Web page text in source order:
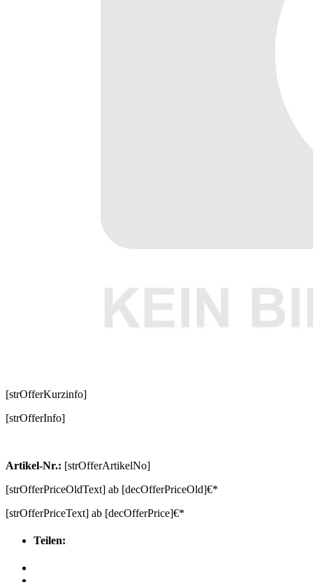
[strOfferKurzinfo]
[strOfferInfo]
Artikel-Nr.: [strOfferArtikelNo]
[strOfferPriceOldText] ab [decOfferPriceOld]€*
[strOfferPriceText] ab [decOfferPrice]€*
Teilen: